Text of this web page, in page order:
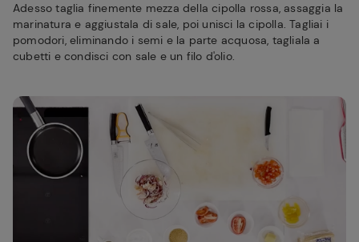
Adesso taglia finemente mezza della cipolla rossa, assaggia la
marinatura e aggiustala di sale, poi unisci la cipolla. Tagliai i
pomodori, eliminando i semi e la parte acquosa, tagliala a
cubetti e condisci con sale e un filo d'olio.